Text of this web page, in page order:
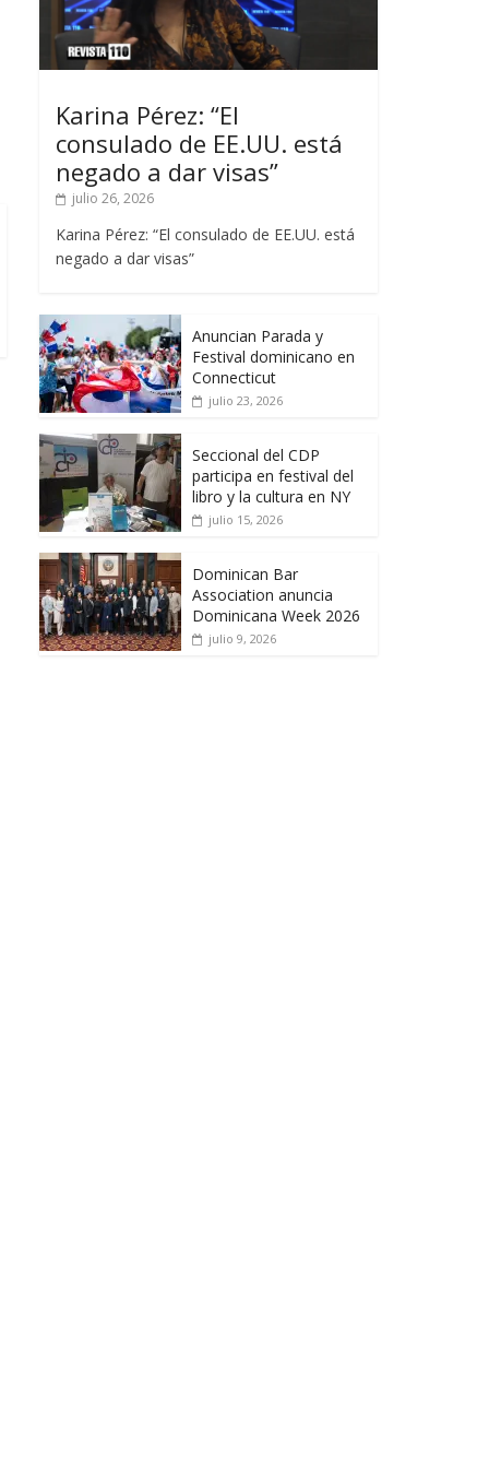
Karina Pérez: “El
consulado de EE.UU. está
negado a dar visas”
julio 26, 2026
Karina Pérez: “El consulado de EE.UU. está
negado a dar visas”
Anuncian Parada y
Festival dominicano en
Connecticut
julio 23, 2026
Seccional del CDP
participa en festival del
libro y la cultura en NY
julio 15, 2026
Dominican Bar
Association anuncia
Dominicana Week 2026
julio 9, 2026